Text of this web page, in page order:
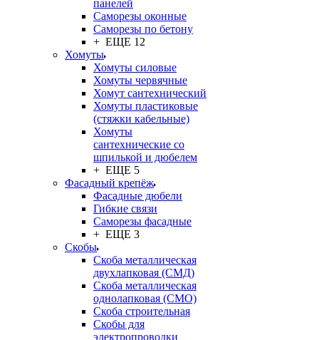
панелей
Саморезы оконные
Саморезы по бетону
+ ЕЩЕ 12
Хомуты
Хомуты силовые
Хомуты червячные
Хомут сантехнический
Хомуты пластиковые
(стяжки кабельные)
Хомуты
сантехнические со
шпилькой и дюбелем
+ ЕЩЕ 5
Фасадный крепёж
Фасадные дюбели
Гибкие связи
Саморезы фасадные
+ ЕЩЕ 3
Скобы
Скоба металлическая
двухлапковая (СМД)
Скоба металлическая
однолапковая (СМО)
Скоба строительная
Скобы для
электропроводки